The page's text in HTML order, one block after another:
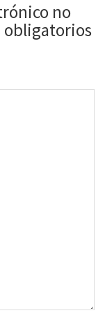
no
obligatorios